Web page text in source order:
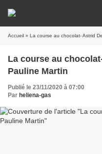
Accueil » La course au chocolat- Astrid
La course au
Pauline Martin
Publié le 23/11/2020 à 07:00
Par heliena-gas